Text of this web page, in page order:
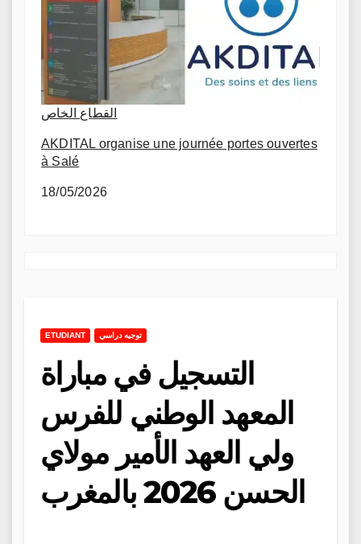
القطاع الخاص
AKDITAL organise une journée portes ouvertes
à Salé
18/05/2026
ETUDIANT توجيه دراسي
التسجيل في مباراة
المعهد الوطني للفرس
ولي العهد الأمير مولاي
الحسن 2026 بالمغرب